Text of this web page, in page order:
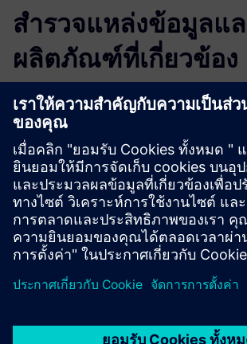
สำรวจแหล่งข้อมูลแ
ผลิตภัณฑ์ที่เกี่ยวข้อง
ข้อมูลและแหล่งข้อมูลเพิ่มเติ
More information
เงื่อนไขเบื้องต้น
none